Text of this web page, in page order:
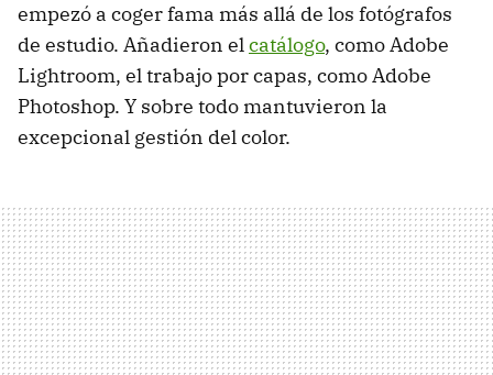
empezó a coger fama más allá de los fotógrafos
de estudio. Añadieron elcatálogo, como Adobe
Lightroom, el trabajo por capas, como Adobe
Photoshop. Y sobre todo mantuvieron la
excepcional gestión del color.